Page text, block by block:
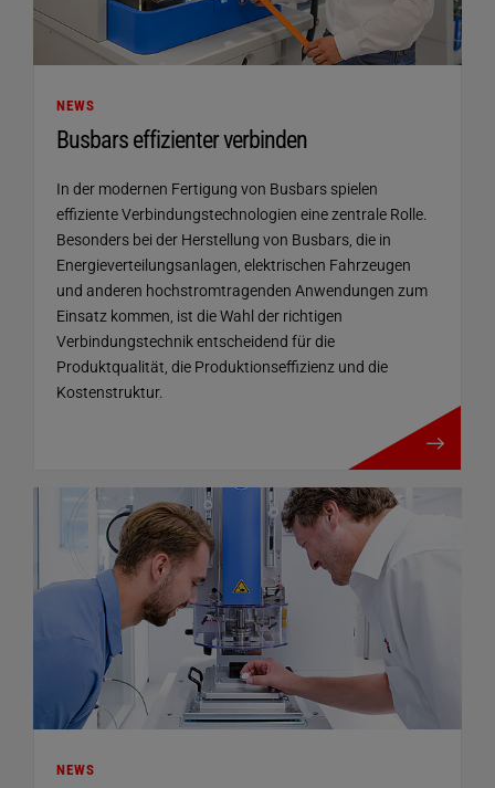
NEWS
Busbars effizienter verbinden
In der modernen Fertigung von Busbars spielen
effiziente Verbindungstechnologien eine zentrale Rolle.
Besonders bei der Herstellung von Busbars, die in
Energieverteilungsanlagen, elektrischen Fahrzeugen
und anderen hochstromtragenden Anwendungen zum
Einsatz kommen, ist die Wahl der richtigen
Verbindungstechnik entscheidend für die
Produktqualität, die Produktionseffizienz und die
Kostenstruktur.
mehr details
NEWS